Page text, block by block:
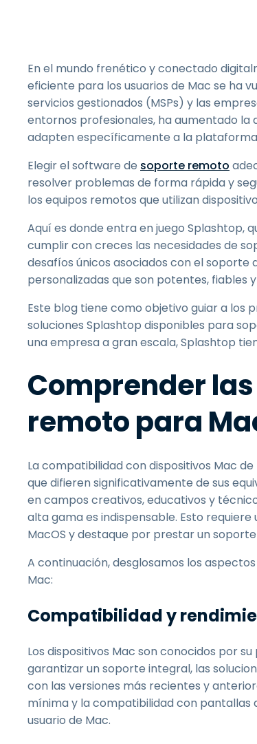
En el mundo frenético y conectado
eficiente para los usuarios de Mac se ha
servicios gestionados (MSPs) y las
entornos profesionales, ha aumentado
adapten específicamente a la plataforma
Elegir el software de soporte remoto
resolver problemas de forma rápida y
los equipos remotos que utilizan
Aquí es donde entra en juego Splashtop,
cumplir con creces las necesidades de
desafíos únicos asociados con el
personalizadas que son potentes, fiables
Este blog tiene como objetivo guiar a los
soluciones Splashtop disponibles para
una empresa a gran escala, Splashtop
Comprender
remoto para
La compatibilidad con dispositivos Mac
que difieren significativamente de sus
en campos creativos, educativos y
alta gama es indispensable. Esto
MacOS y destaque por prestar un
A continuación, desglosamos los
Mac:
Compatibilidad y
Los dispositivos Mac son conocidos por
garantizar un soporte integral, las
con las versiones más recientes y
mínima y la compatibilidad con pantallas
usuario de Mac.